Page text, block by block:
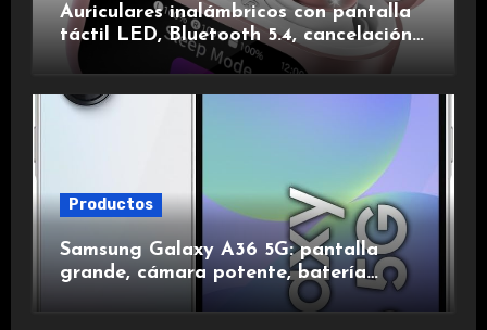
Auriculares inalámbricos con pantalla
táctil LED, Bluetooth 5.4, cancelación
de ruido, impermeables y de larga
duración.
Productos
Samsung Galaxy A36 5G: pantalla
grande, cámara potente, batería
duradera y carga rápida para una
experiencia premium.